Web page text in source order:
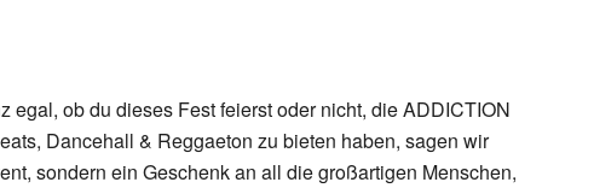
ob du dieses Fest feierst oder nicht, die ADDICTION
Dancehall & Reggaeton zu bieten haben, sagen wir
sondern ein Geschenk an all die großartigen Menschen,